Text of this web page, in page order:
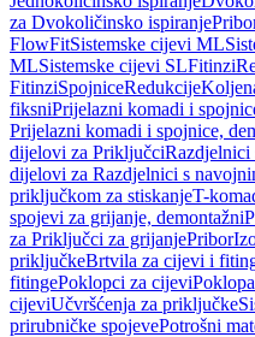
za Dvokoličinsko ispiranje
FlowFitSistemske cijevi ML
MLSistemske cijevi SLFitinzi
FitinziSpojniceRedukcije
fiksniPrijelazni komadi i
Prijelazni komadi i spojnice,
dijelovi za Priključci
dijelovi za Razdjelnici s
priključkom za stiskanjeT-
spojevi za grijanje, demontažni
za Priključci za grijanjePribor
priključkeBrtvila za cijevi i
fitingePoklopci za cijevi
cijeviUčvršćenja za priključke
prirubničke spojevePotrošni